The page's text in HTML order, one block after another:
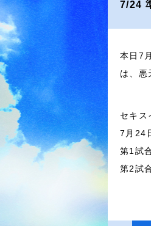
7/24
本日7
は、悪
セキス
7月24
第1試
第2試